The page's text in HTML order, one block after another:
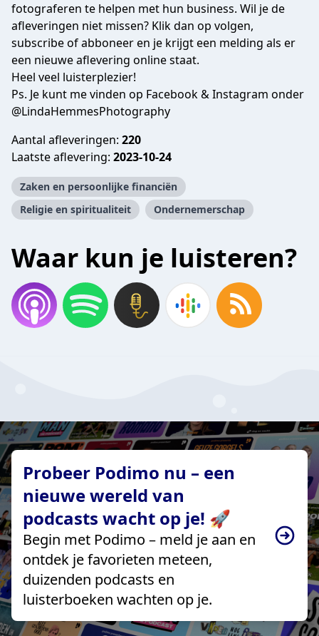
fotograferen te helpen met hun business. Wil je de
afleveringen niet missen? Klik dan op volgen,
subscribe of abboneer en je krijgt een melding als er
een nieuwe aflevering online staat.
Heel veel luisterplezier!
Ps. Je kunt me vinden op Facebook & Instagram onder
@LindaHemmesPhotography
Aantal afleveringen: 220
Laatste aflevering: 2023-10-24
Zaken en persoonlijke financiën
Religie en spiritualiteit
Ondernemerschap
Waar kun je luisteren?
Probeer Podimo nu – een
nieuwe wereld van
podcasts wacht op je! 🚀
Begin met Podimo – meld je aan en
ontdek je favorieten meteen,
duizenden podcasts en
luisterboeken wachten op je.